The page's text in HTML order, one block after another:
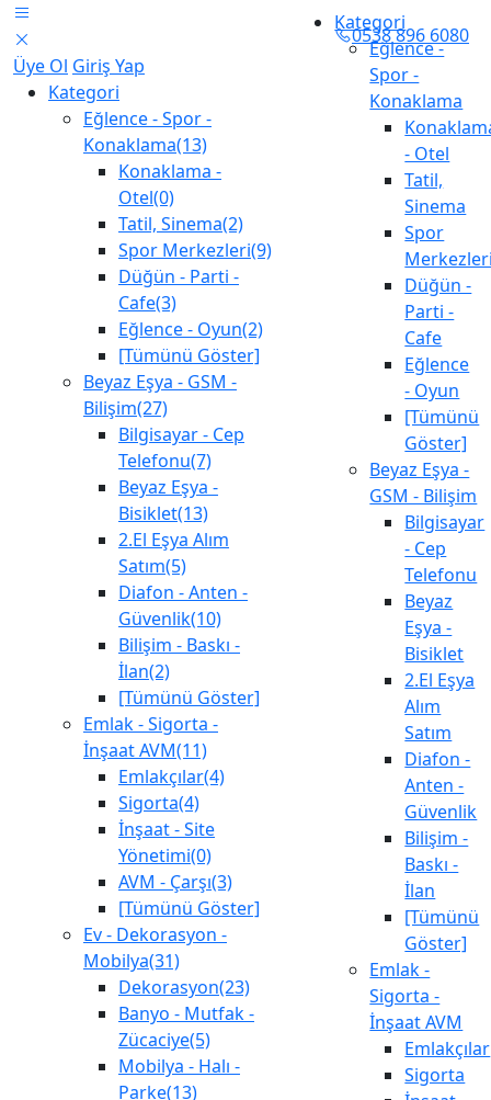
Üye Ol Giriş Yap
Kategori
Eğlence - Spor -
Konaklama(13)
Konaklama -
Otel(0)
Tatil, Sinema(2)
Spor Merkezleri(9)
Düğün - Parti -
Cafe(3)
Eğlence - Oyun(2)
[Tümünü Göster]
Beyaz Eşya - GSM -
Bilişim(27)
Bilgisayar - Cep
Telefonu(7)
Beyaz Eşya -
Bisiklet(13)
2.El Eşya Alım
Satım(5)
Diafon - Anten -
Güvenlik(10)
Bilişim - Baskı -
İlan(2)
[Tümünü Göster]
Emlak - Sigorta -
İnşaat AVM(11)
Emlakçılar(4)
Sigorta(4)
İnşaat - Site
Yönetimi(0)
AVM - Çarşı(3)
[Tümünü Göster]
Ev - Dekorasyon -
Mobilya(31)
Dekorasyon(23)
Banyo - Mutfak -
Zücaciye(5)
Mobilya - Halı -
Parke(13)
Kategori
Eğlence -
Spor -
Konaklama
- Otel
Tatil,
Sinema
Spor
Düğün -
Parti -
Cafe
Eğlence
- Oyun
[Tümünü
Göster]
Beyaz Eşya -
GSM - Bilişim
Bilgisayar
- Cep
Telefonu
Beyaz
Eşya -
Bisiklet
2.El Eşya
Alım
Satım
Diafon -
Anten -
Güvenlik
Bilişim -
Baskı -
İlan
[Tümünü
Göster]
Emlak -
Sigorta -
İnşaat AVM
Emlakçılar
Sigorta
0538 896 6080